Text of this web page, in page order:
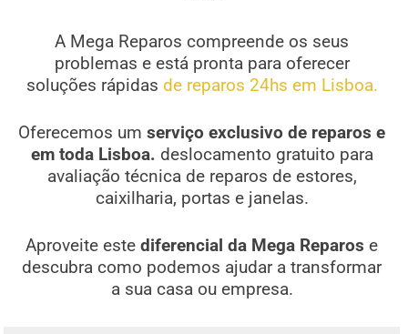
A Mega Reparos compreende os seus
problemas e está pronta para oferecer
soluções rápidas de reparos 24hs em Lisboa.
Oferecemos um serviço exclusivo de reparos e
em toda Lisboa. deslocamento gratuito para
avaliação técnica de reparos de estores,
caixilharia, portas e janelas.
Aproveite estediferencial da Mega Reparos e
descubra como podemos ajudar a transformar
a sua casa ou empresa.